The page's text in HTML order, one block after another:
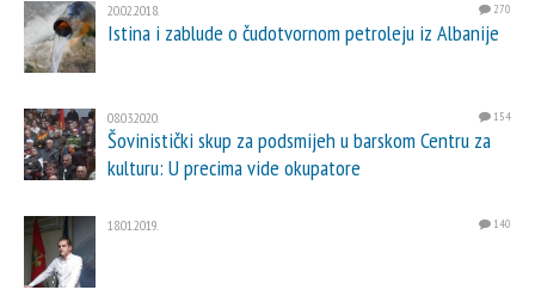
20.02.2018. 270
Istina i zablude o čudotvornom petroleju iz Albanije
08.03.2020. 154
Šovinistički skup za podsmijeh u barskom Centru za
kulturu: U precima vide okupatore
18.01.2019. 140